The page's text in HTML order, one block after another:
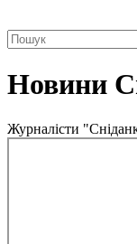
Новини
Журналісти